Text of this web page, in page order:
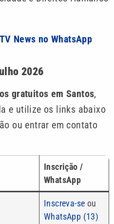
News no WhatsApp
2026
gratuitos em Santos,
e utilize os links abaixo
ou entrar em contato
Inscrição /
WhatsApp
Inscreva-se ou
WhatsApp (13)